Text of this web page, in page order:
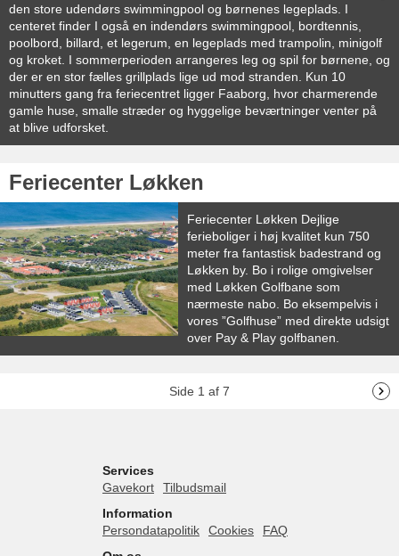
den store udendørs swimmingpool og børnenes legeplads. I
centeret finder I også en indendørs swimmingpool, bordtennis,
poolbord, billard, et legerum, en legeplads med trampolin, minigolf
og kroket. I sommerperioden arrangeres leg og spil for børnene, og
der er en stor fælles grillplads lige ud mod stranden. Kun 10
minutters gang fra feriecentret ligger Faaborg, hvor charmerende
gamle huse, smalle stræder og hyggelige beværtninger venter på
at blive udforsket.
Feriecenter Løkken
Feriecenter Løkken Dejlige
ferieboliger i høj kvalitet kun 750
meter fra fantastisk badestrand og
Løkken by. Bo i rolige omgivelser
med Løkken Golfbane som
nærmeste nabo. Bo eksempelvis i
vores ”Golfhuse” med direkte udsigt
over Pay & Play golfbanen.
Side 1 af 7
Services
Gavekort
Tilbudsmail
Information
Persondatapolitik
Cookies
FAQ